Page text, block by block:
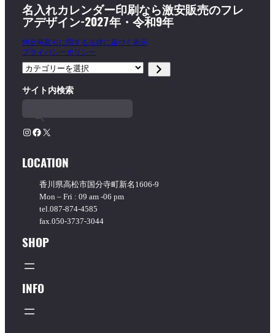
名入れカレンダー印刷なら激安販売のフレ
アデザイン-2027年・令和9年
特定商取引に関する法律に基づく表示
プライバシーポリシー
カ
ゴ
ー
を
サイト内検索
Instagram Facebook X
LOCATION
香川県高松市国分寺町新名1606-9
Mon – Fri : 09 am -06 pm
tel.087-874-4585
fax.050-3737-3044
SHOP
INFO